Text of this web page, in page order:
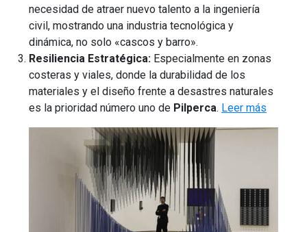
necesidad de atraer nuevo talento a la ingeniería
civil, mostrando una industria tecnológica y
dinámica, no solo «cascos y barro».
Resiliencia Estratégica: Especialmente en zonas
costeras y viales, donde la durabilidad de los
materiales y el diseño frente a desastres naturales
es la prioridad número uno de Pilperca. Leer más